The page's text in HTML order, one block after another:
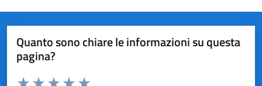
Quanto sono chiare le informazioni su questa
pagina?
Valuta da 1 a 5 stelle la pagina